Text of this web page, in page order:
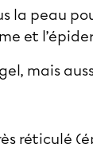
la peau
et
mais
réticulé